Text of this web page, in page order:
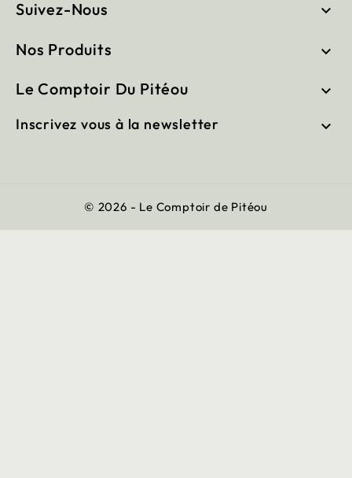
Suivez-Nous 
Nos Produits 
Le Comptoir Du Pitéou 
Inscrivez vous à la newsletter 
© 2026 - Le Comptoir de Pitéou